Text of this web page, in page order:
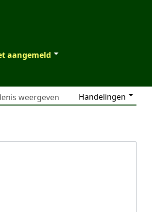
aangemeld
Handelingen
weergeven